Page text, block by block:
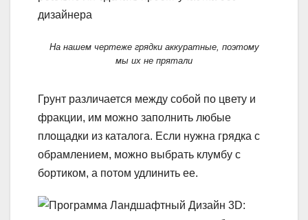
На нашем чертеже грядки аккуратные, поэтому
мы их не прятали
Грунт различается между собой по цвету и
фракции, им можно заполнить любые
площадки из каталога. Если нужна грядка с
обрамлением, можно выбрать клумбу с
бортиком, а потом удлинить ее.